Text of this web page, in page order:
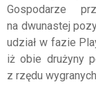
Gospodarze
na dwunastej
udział w fazie
iż obie drużyny
z rzędu